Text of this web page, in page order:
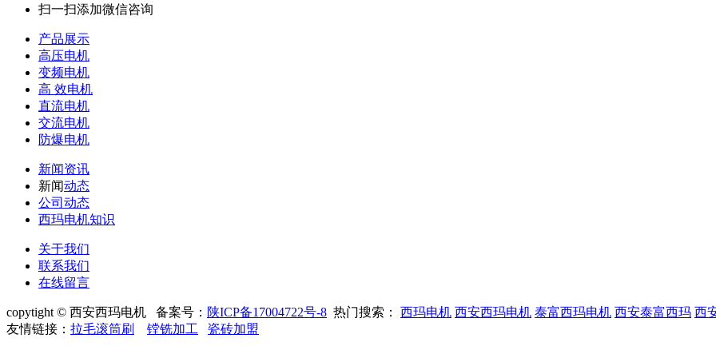
扫一扫添加微信咨询
产品展示
高压电机
变频电机
高 效电机
直流电机
交流电机
防爆电机
新闻资讯
新闻动态
公司动态
西玛电机知识
关于我们
联系我们
在线留言
copytight © 西安西玛电机 备案号： 陕ICP备17004722号-8 热门搜索： 西玛电机 西安西玛电机 泰富西玛电机 西安泰富西玛 西
友情链接： 拉毛滚筒刷 镗铣加工 瓷砖加盟